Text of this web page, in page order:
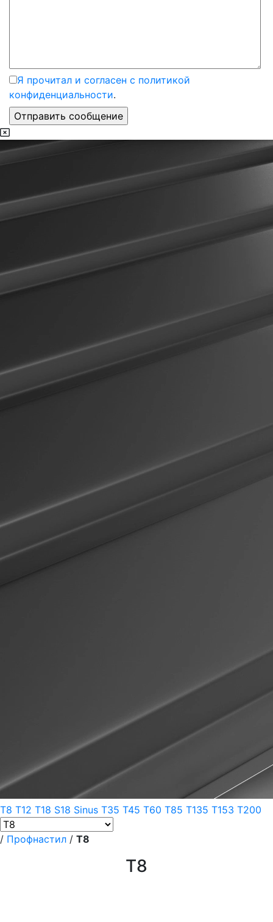
Я прочитал и согласен с политикой
конфиденциальности.
Т8 T12 Т18 S18 Sinus T35 T45 T60 Т85 T135 T153 T200
/ Профнастил / Т8
Т8